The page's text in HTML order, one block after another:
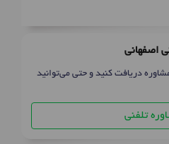
اصفهانی
دریافت کنید و حتی می‌توانید
تلفنی